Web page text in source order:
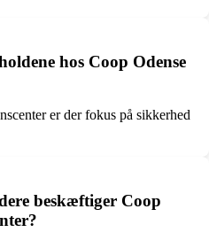
hos Coop Odense
er der fokus på sikkerhed
beskæftiger Coop